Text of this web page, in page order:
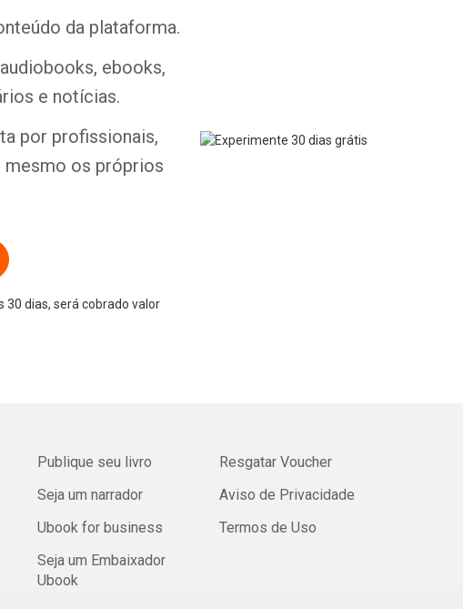
da plataforma.
ebooks,
e notícias.
por profissionais,
os próprios
30 dias, será cobrado valor
Publique seu livro
Seja um narrador
Ubook for business
Seja um Embaixador
Ubook
Resgatar Voucher
Aviso de Privacidade
Termos de Uso